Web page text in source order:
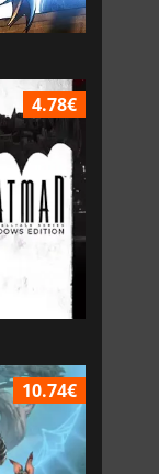
4.78€
10.74€